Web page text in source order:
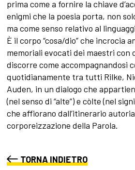
prima come a fornire la chiave
enigmi che la poesia porta, non
ma come senso relativo al
È il corpo “cosa/dio” che incrocia
memoriali evocati dei maestri con
discorre come accompagnandosi
quotidianamente tra tutti Rilke,
Auden, in un dialogo che
(nel senso di “alte”) e còlte (nel
che affiorano dall’itinerario
corporeizzazione della Parola.
TORNA INDIETRO